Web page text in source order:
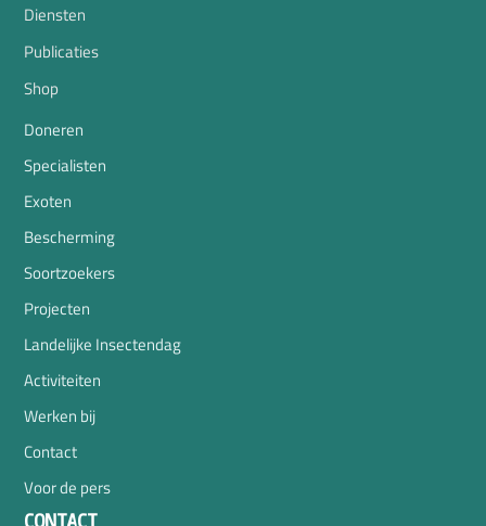
Diensten
Publicaties
Shop
Doneren
Specialisten
Exoten
Bescherming
Soortzoekers
Projecten
Landelijke Insectendag
Activiteiten
Werken bij
Contact
Voor de pers